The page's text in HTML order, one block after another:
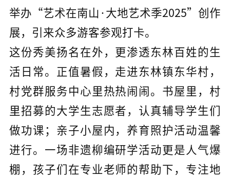
举办“艺术在南山·大地艺术季2025”创作
展，引来众多游客参观打卡。
这份秀美扬名在外，更渗透东林百姓的生
活日常。正值暑假，走进东林镇东华村，
村党群服务中心里热热闹闹。书屋里，村
里招募的大学生志愿者，认真辅导学生们
做功课；亲子小屋内，养育照护活动温馨
进行。一场非遗柳编研学活动更是人气爆
棚，孩子们在专业老师的帮助下，专注地